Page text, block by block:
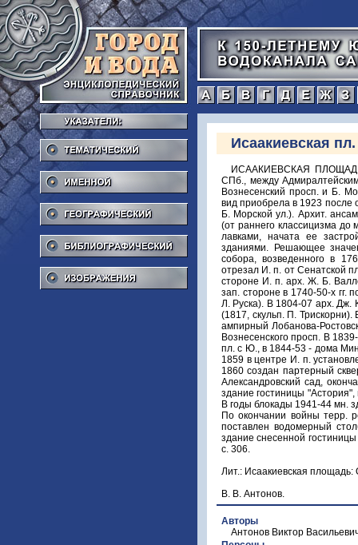
Тематический
Именной
Географический
Библиографический
Изображения
а б в г
Исаакиевская пл.
ИСААКИЕВСКАЯ ПЛОЩАДЬ
СПб., между
Вознесенский просп. и Б.
вид приобрела в 1923
Б. Морской ул.). Архит.
(от раннего классицизма
лавками, начата ее
зданиями. Решающее
собора, возведенного в
отрезал И. п. от Сенатской
стороне И. п. арх. Ж. Б.
зап. стороне в 1740-50-х гг.
Л. Руска). В 1804-07 арх. Дж.
(1817, скульп. П.
ампирный Лобанова-
Вознесенского просп. В
пл. с Ю., в 1844-53 - дома
1859 в центре И. п.
1860 создан партерный
Александровский сад,
здание гостиницы
В годы блокады 1941-44 мн.
По окончании войны терр.
поставлен водомерный
здание снесенной
с. 306.
Лит.: Исаакиевская
В. В. Антонов.
Авторы
Антонов Виктор